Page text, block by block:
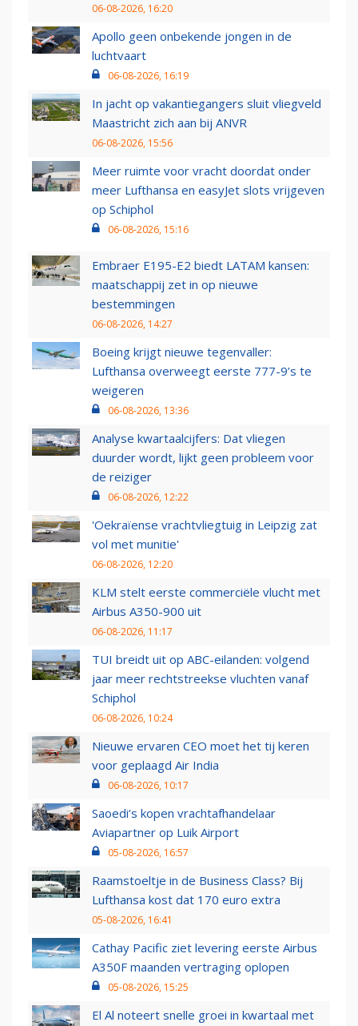
06-08-2026, 16:20
Apollo geen onbekende jongen in de
luchtvaart
06-08-2026, 16:19
In jacht op vakantiegangers sluit vliegveld
Maastricht zich aan bij ANVR
06-08-2026, 15:56
Meer ruimte voor vracht doordat onder
meer Lufthansa en easyJet slots vrijgeven
op Schiphol
06-08-2026, 15:16
Embraer E195-E2 biedt LATAM kansen:
maatschappij zet in op nieuwe
bestemmingen
06-08-2026, 14:27
Boeing krijgt nieuwe tegenvaller:
Lufthansa overweegt eerste 777-9’s te
weigeren
06-08-2026, 13:36
Analyse kwartaalcijfers: Dat vliegen
duurder wordt, lijkt geen probleem voor
de reiziger
06-08-2026, 12:22
'Oekraïense vrachtvliegtuig in Leipzig zat
vol met munitie'
06-08-2026, 12:20
KLM stelt eerste commerciële vlucht met
Airbus A350-900 uit
06-08-2026, 11:17
TUI breidt uit op ABC-eilanden: volgend
jaar meer rechtstreekse vluchten vanaf
Schiphol
06-08-2026, 10:24
Nieuwe ervaren CEO moet het tij keren
voor geplaagd Air India
06-08-2026, 10:17
Saoedi’s kopen vrachtafhandelaar
Aviapartner op Luik Airport
05-08-2026, 16:57
Raamstoeltje in de Business Class? Bij
Lufthansa kost dat 170 euro extra
05-08-2026, 16:41
Cathay Pacific ziet levering eerste Airbus
A350F maanden vertraging oplopen
05-08-2026, 15:25
El Al noteert snelle groei in kwartaal met